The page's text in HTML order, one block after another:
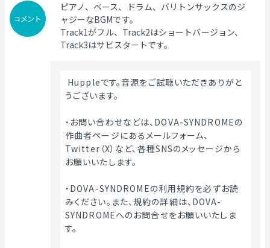
コメント
ピアノ、ベース、ドラム、バリトンサックスのジ
ャジーなBGMです。
Track1がフル、Track2はショートバージョン、
Track3はサビスタートです。
うございます。
・お問い合わせなどは、DOVA-SYNDROMEの
作曲者ページにあるメールフォーム、
Twitter（X）など、各種SNSのメッセージから
お願いいたします。
・DOVA-SYNDROMEの利用規約を必ずお読
みください。また、規約の詳細は、DOVA-
SYNDROMEへのお問合せをお願いいたしま
す。